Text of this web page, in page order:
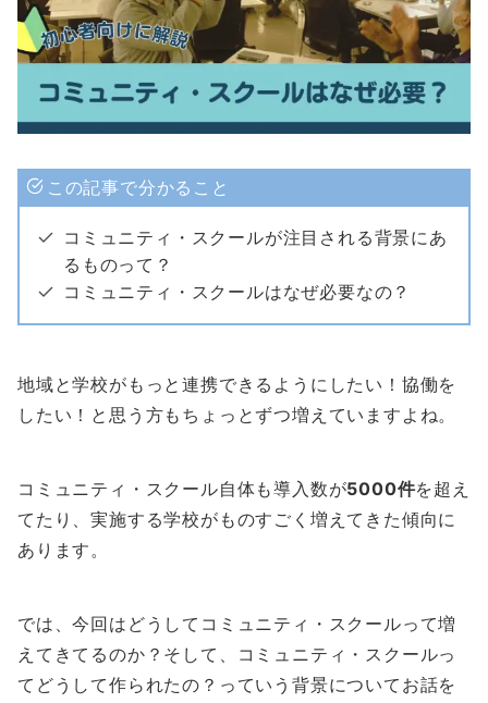
この記事で分かること
コミュニティ・スクールが注目される背景にあ
るものって？
コミュニティ・スクールはなぜ必要なの？
地域と学校がもっと連携できるようにしたい！協働を
したい！と思う方もちょっとずつ増えていますよね。
コミュニティ・スクール自体も導入数が5000件を超え
てたり、実施する学校がものすごく増えてきた傾向に
あります。
では、今回はどうしてコミュニティ・スクールって増
えてきてるのか？そして、コミュニティ・スクールっ
てどうして作られたの？っていう背景についてお話を